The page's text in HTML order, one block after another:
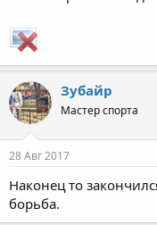
Зубайр
Мастер спорта
28 Авг 2017
Наконец то
борьба.